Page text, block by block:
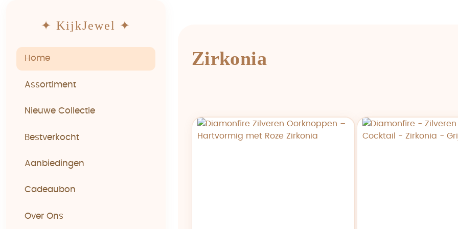
✦ KijkJewel ✦
Home
Assortiment
Nieuwe Collectie
Bestverkocht
Aanbiedingen
Cadeaubon
Over Ons
Zirkonia